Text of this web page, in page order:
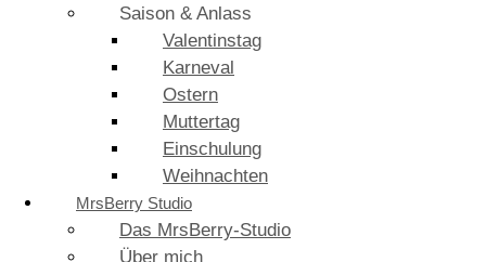
Saison & Anlass
Valentinstag
Karneval
Ostern
Muttertag
Einschulung
Weihnachten
MrsBerry Studio
Das MrsBerry-Studio
Über mich